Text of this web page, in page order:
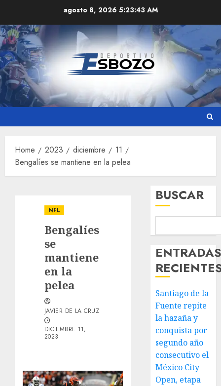
content
agosto 8, 2026 5:23:44 AM
Home 2023 diciembre
11
Bengalíes se mantiene en la pelea
NFL
Bengalíes
se
mantiene
en la
pelea
JAVIER DE LA CRUZ
DICIEMBRE 11,
2023
BUSCAR
Santiago de la
Fuente repite
la hazaña y
conquista por
segundo año
consecutivo el
México City
Open, etapa